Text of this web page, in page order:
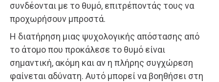
συνδέονται με το θυμό, επιτρέποντάς τους να
προχωρήσουν μπροστά.
Η διατήρηση μιας ψυχολογικής απόστασης από
το άτομο που προκάλεσε το θυμό είναι
σημαντική, ακόμη και αν η πλήρης συγχώρεση
φαίνεται αδύνατη. Αυτό μπορεί να βοηθήσει στη